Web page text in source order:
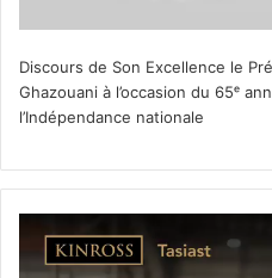
Discours de Son Excellence le
Ghazouani à l’occasion du 65ᵉ
l’Indépendance nationale